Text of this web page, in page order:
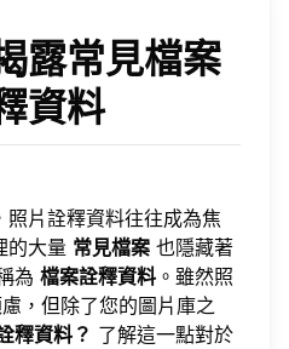
露常見檔案
資料
片詮釋資料往往成為焦
的大量 常見檔案 也隱藏著
為 檔案詮釋資料 。雖然照
，但除了您的圖片庫之
釋資料？ 了解這一點對於